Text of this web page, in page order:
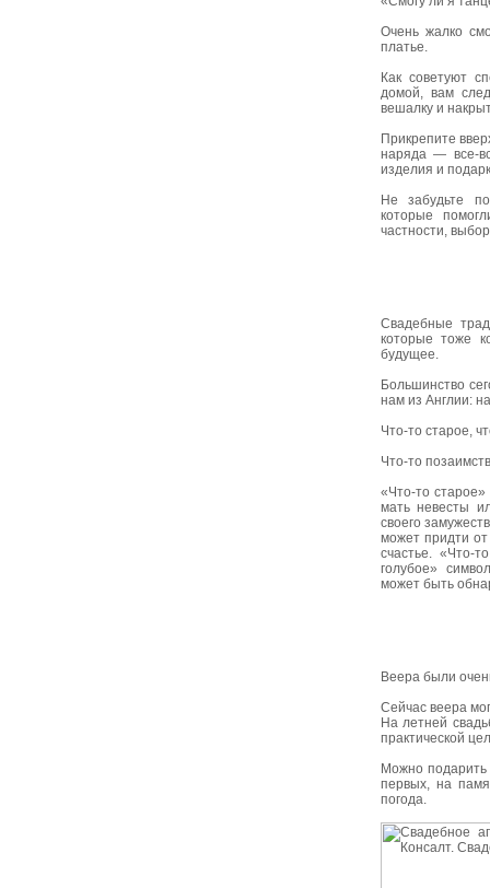
Очень жалко
платье.
Как советуют
домой, вам
вешалку и
Прикрепите
наряда — все-
изделия и
Не забудьте
которые
частности,
Свадебные
которые тоже
будущее.
Большинство
нам из Англии:
Что-то старое,
Что-то
«Что-то
мать невесты
своего
может придти от
счастье. «Что-
голубое»
может быть
Веера были
Сейчас веера
На летней
практической
Можно
первых, на
погода.